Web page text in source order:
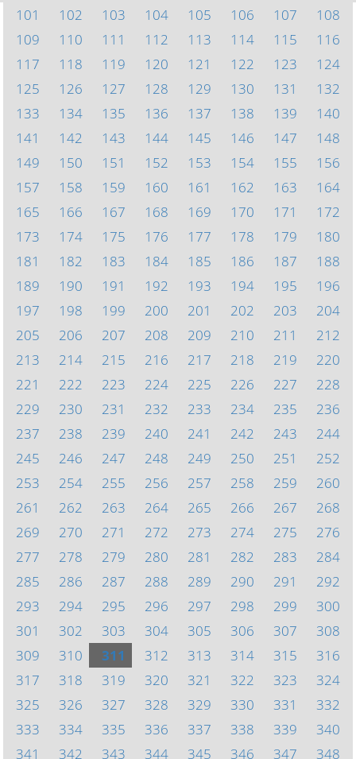
101
102 103 104 105 106 107
108
109
110 111 112 113 114 115
116
117
118 119 120 121 122 123
124
125
126 127 128 129 130 131
132
133
134 135 136 137 138 139
140
141
142 143 144 145 146 147
148
149
150 151 152 153 154 155
156
157
158 159 160 161 162 163
164
165
166 167 168 169 170 171
172
173
174 175 176 177 178 179
180
181
182 183 184 185 186 187
188
189
190 191 192 193 194 195
196
197
198 199 200 201 202 203
204
205
206 207 208 209 210 211
212
213
214 215 216 217 218 219
220
221
222 223 224 225 226 227
228
229
230 231 232 233 234 235
236
237
238 239 240 241 242 243
244
245
246 247 248 249 250 251
252
253
254 255 256 257 258 259
260
261
262 263 264 265 266 267
268
269
270 271 272 273 274 275
276
277
278 279 280 281 282 283
284
285
286 287 288 289 290 291
292
293
294 295 296 297 298 299
300
301
302 303 304 305 306 307
308
309
310 311 312 313 314 315
316
317
318 319 320 321 322 323
324
325
326 327 328 329 330 331
332
333
334 335 336 337 338 339
340
341
342 343 344 345 346 347 348